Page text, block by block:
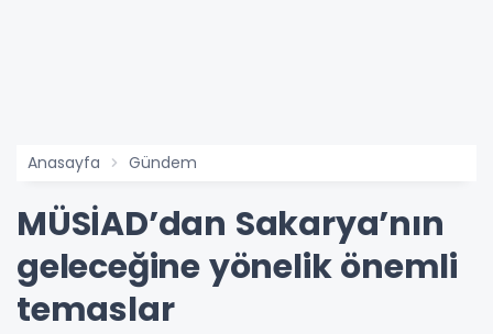
Anasayfa Gündem
MÜSİAD’dan Sakarya’nın
geleceğine yönelik önemli
temaslar